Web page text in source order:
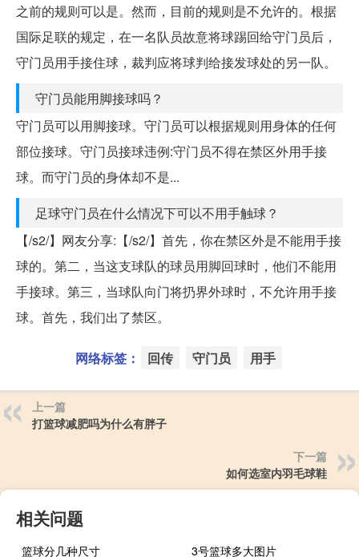
之前的规则可以是。然而，目前的规则是不允许的。根据
国际足联的规定，在一名队员故意将球踢回给守门员后，
守门员用手接住球，裁判应将球判给接发球处的另一队。
守门员能用脚接球吗？
守门员可以用脚接球。守门员可以根据规则用身体的任何
部位接球。守门员接球违例:守门员不得在禁区外用手接
球。而守门员的身体却不是...
足球守门员在什么情况下可以不用手触球？
【/s2/】网友分享:【/s2/】首先，你在禁区外是不能用手接
球的。第二，当这支球队的球员用脚回球时，他们不能用
手接球。第三，当球队向门将扔界外球时，不允许用手接
球。首先，我们出了禁区。
网络标签： 回传 守门员 用手
上一篇
打篮球减肥吗为什么有胖子
下一篇
如何选室内羽毛球鞋
相关问题
篮球分几种尺寸 3号篮球多大图片